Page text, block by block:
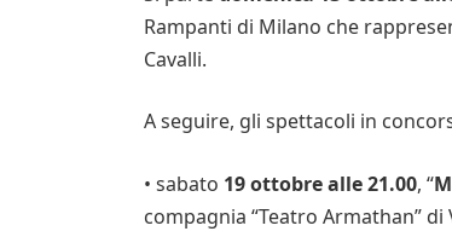
Rampanti di Milano che
Cavalli.
A seguire, gli spettacoli in
• sabato 19 ottobre alle 21.00, “
compagnia “Teatro Armathan” di